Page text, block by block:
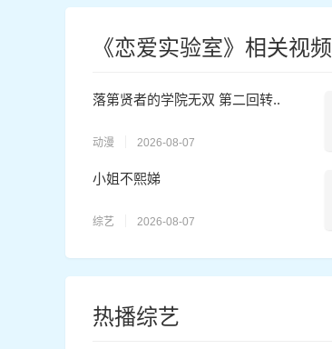
《恋爱实验室》相关视频
落第贤者的学院无双 第二回转..
动漫 2026-08-07
小姐不熙娣
综艺 2026-08-07
热播综艺